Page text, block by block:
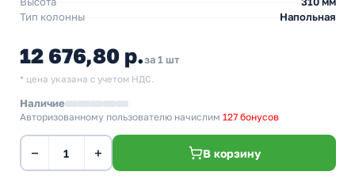
Тип колонны
Напольная
12 676,80 р.за 1 шт
* цена указана с учетом НДС.
Наличие
Авторизованному пользователю начислим 127 бонусов
− + В корзину